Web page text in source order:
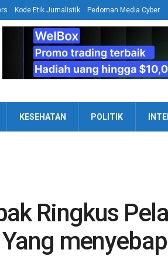
Kode Etik Jurnalistik Pedoman Media Cyber
KESEHATAN POLITIK
Ringkus